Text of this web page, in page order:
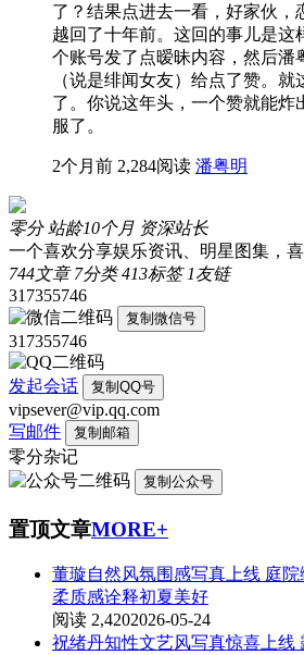
了？结果点进去一看，好家伙，
越回了十年前。这回的事儿是这
个账号发了点暧昧内容，然后潘
（说是绯闻女友）给点了赞。
了。你说这年头，一个赞就能炸
服了。
2个月前 2,284阅读 潘粤明
零分 站龄10个月 资深站长
一个喜欢分享娱乐资讯、明星图集，
744文章 7分类 413标签 1友链
317355746
复制微信号
317355746
发起会话 复制QQ号
vipsever@vip.qq.com
写邮件
复制邮箱
零分杂记
复制公众号
置顶文章MORE+
董璇自然风氛围感写真上线 庭
柔质感诠释初夏美好
阅读 2,4202026-05-24
祝绪丹知性文艺风写真惊喜上线